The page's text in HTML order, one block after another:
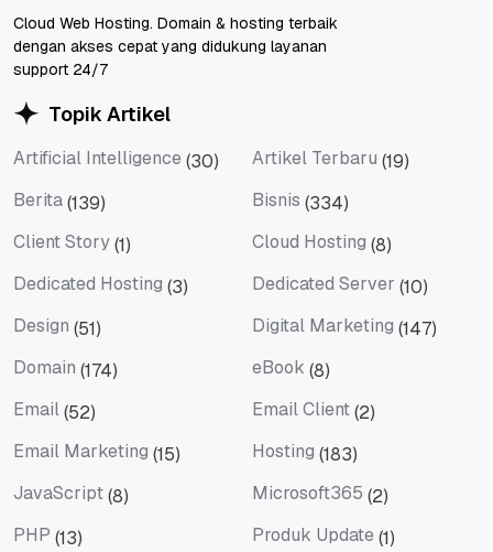
Cloud Web Hosting. Domain & hosting terbaik
dengan akses cepat yang didukung layanan
support 24/7
Topik Artikel
Artificial Intelligence (30) Artikel Terbaru (19)
Berita(139) Bisnis (334)
Client Story(1) Cloud Hosting (8)
Dedicated Hosting (3) Dedicated Server (10)
Design (51) Digital Marketing (147)
Domain (174) eBook (8)
Email(52) Email Client(2)
Email Marketing (15) Hosting (183)
JavaScript(8) Microsoft365 (2)
PHP (13) Produk Update (1)